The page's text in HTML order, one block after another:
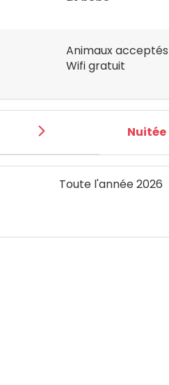
Animaux acceptés
Wifi gratuit
Toute l'année 2026